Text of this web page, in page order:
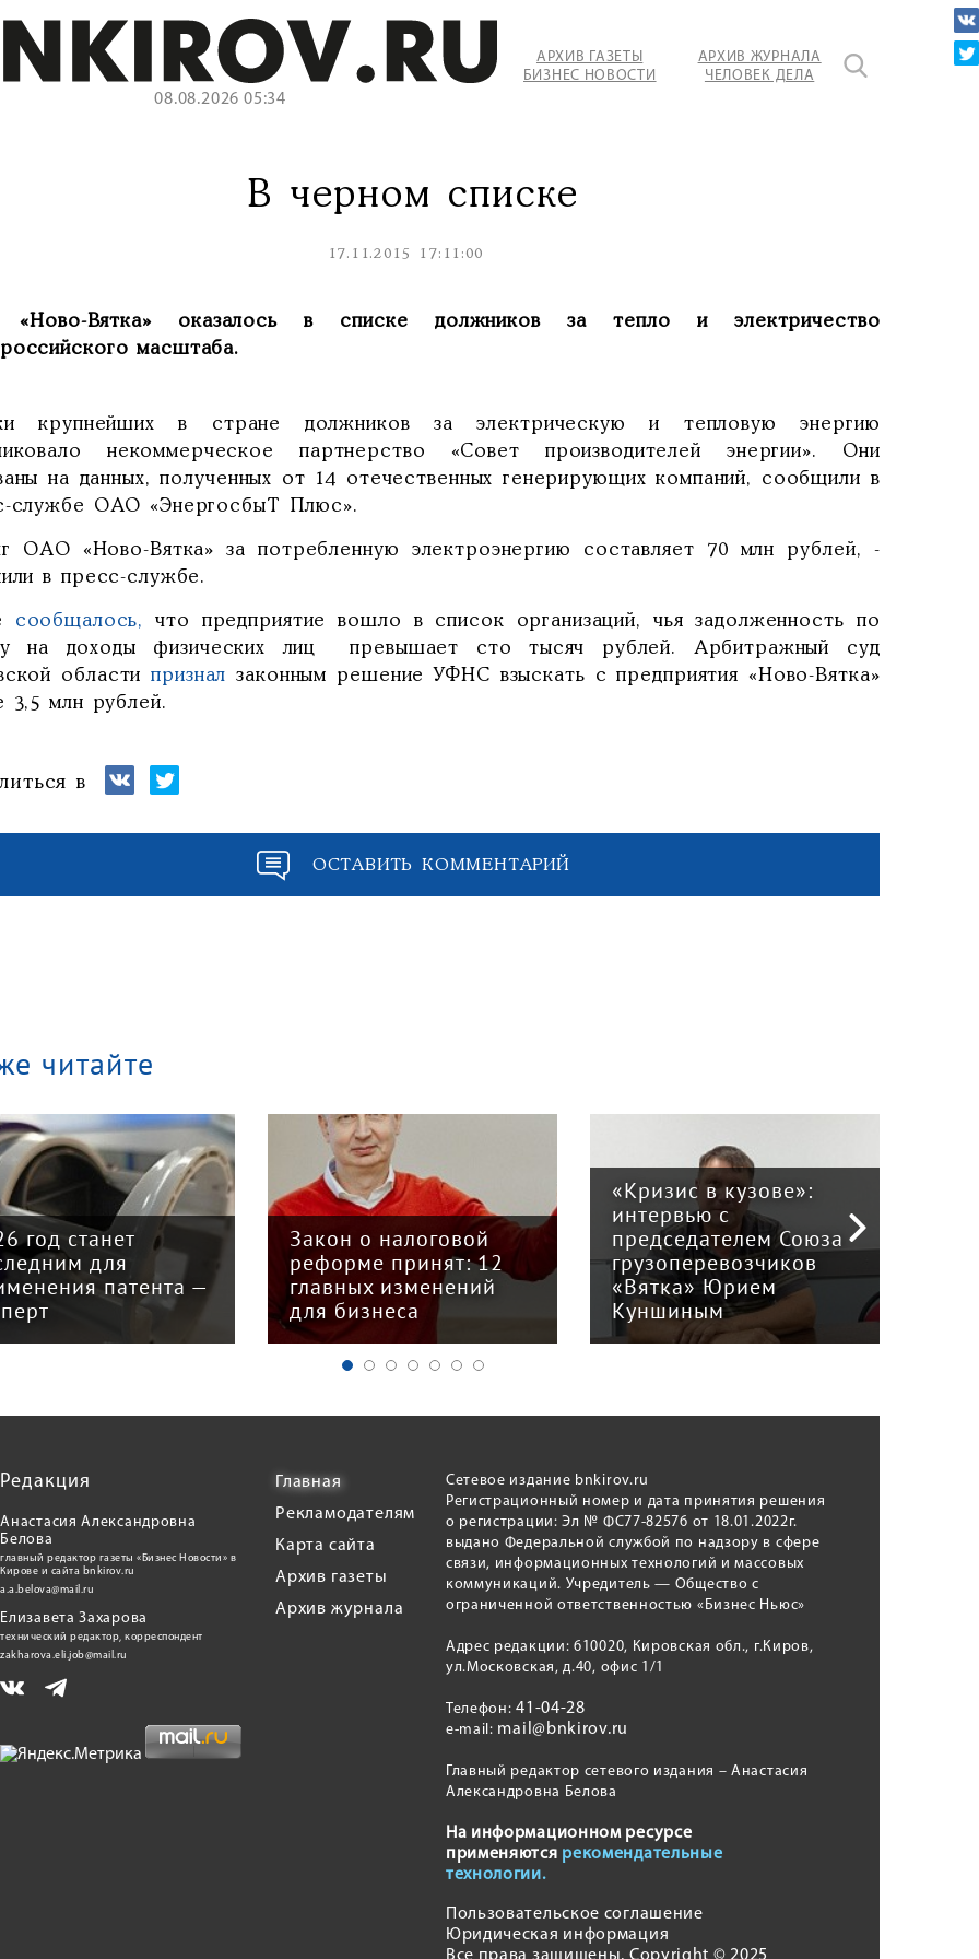
08.08.2026 05:34
АРХИВ ГАЗЕТЫ
БИЗНЕС НОВОСТИ
АРХИВ ЖУРНАЛА
ЧЕЛОВЕК ДЕЛА
В черном списке
17.11.2015 17:11:00
Вятка» оказалось в списке должников за тепло и электричество
масштаба.
крупнейших в стране должников за электрическую и тепловую энергию
некоммерческое партнерство «Совет производителей энергии». Они
на данных, полученных от 14 отечественных генерирующих компаний, сообщили в
службе ОАО «ЭнергосбыТ Плюс».
ОАО «Ново-Вятка» за потребленную электроэнергию составляет 70 млн рублей, -
в пресс-службе.
сообщалось,
что предприятие вошло в список организаций, чья задолженность по
на доходы физических лиц превышает сто тысяч рублей. Арбитражный суд
областипризнал законным решение УФНС взыскать с предприятия «Ново-Вятка»
3,5 млн рублей.
в
ОСТАВИТЬ КОММЕНТАРИЙ
читайте
год станет
для
патента —
Закон о налоговой
реформе принят: 12
главных изменений
для бизнеса
«Кризис в кузове»:
интервью с
председателем Союза
грузоперевозчиков
«Вятка» Юрием
Куншиным
Редакция
Анастасия Александровна
Белова
главный редактор газеты «Бизнес Новости» в
Кирове и сайта bnkirov.ru
a.a.belova@mail.ru
Елизавета Захарова
технический редактор, корреспондент
zakharova.eli.job@mail.ru
Главная
Рекламодателям
Карта сайта
Архив газеты
Архив журнала
Сетевое издание bnkirov.ru
Регистрационный номер и дата принятия решения
о регистрации: Эл № ФС77-82576 от 18.01.2022г.
выдано Федеральной службой по надзору в сфере
связи, информационных технологий и массовых
коммуникаций. Учредитель — Общество с
ограниченной ответственностью «Бизнес Ньюс»
Адрес редакции: 610020, Кировская обл., г.Киров,
ул.Московская, д.40, офис 1/1
Телефон:41-04-28
e-mail: mail@bnkirov.ru
Главный редактор сетевого издания – Анастасия
Александровна Белова
На информационном ресурсе
применяются рекомендательные
технологии.
Пользовательское соглашение
Юридическая информация